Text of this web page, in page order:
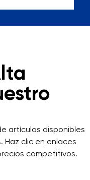
artículos disponibles
Haz clic en enlaces
competitivos.